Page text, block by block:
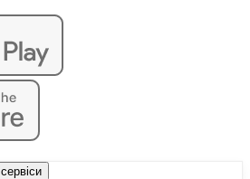
сервіси